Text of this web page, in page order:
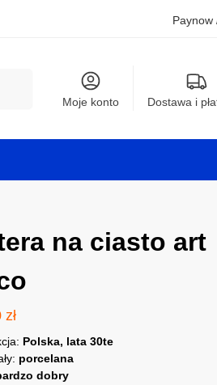
Paynow
Moje konto Dostawa i
na ciasto art
zł
Polska, lata 30te
porcelana
dobry